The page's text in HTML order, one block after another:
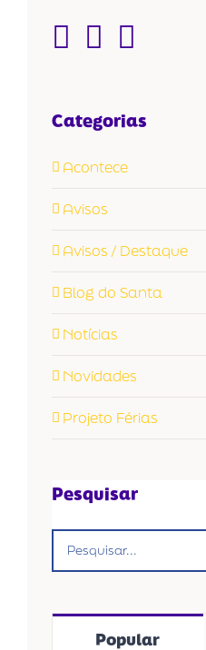
Categorias
Acontece
Avisos
Avisos / Destaque
Blog do Santa
Notícias
Novidades
Projeto Férias
Pesquisar
resultados
Popular